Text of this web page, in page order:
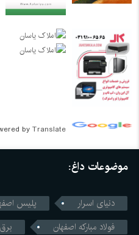
by Translate
موضوعات داغ:
دنیای اسرار
پلیس
فولاد مبارکه اصفهان